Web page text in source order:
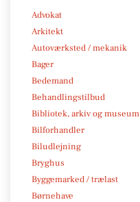
Advokat
Arkitekt
Autoværksted / mekanik
Bager
Bedemand
Behandlingstilbud
Bibliotek, arkiv og museum
Bilforhandler
Biludlejning
Bryghus
Byggemarked / trælast
Børnehave